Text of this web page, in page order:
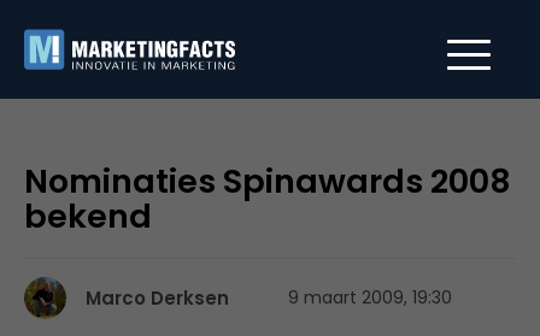
Nominaties Spinawards 2008
bekend
Marco Derksen 9 maart 2009, 19:30